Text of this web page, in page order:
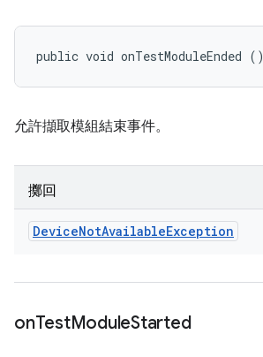
public void onTestModuleEnded ()
允許擷取模組結束事件。
擲回
DeviceNotAvailableException
onTestModuleStarted